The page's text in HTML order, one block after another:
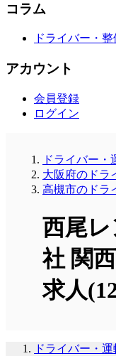
コラム
ドライバー・
アカウント
会員登録
ログイン
ドライバー・
大阪府のドラ
高槻市のドラ
西尾
社 関
求人
ドライバー・運